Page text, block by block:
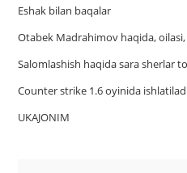
Eshak bilan baqalar
Otabek Madrahimov haqida,
Salomlashish haqida sara sherlar
Counter strike 1.6 oyinida
UKAJONIM